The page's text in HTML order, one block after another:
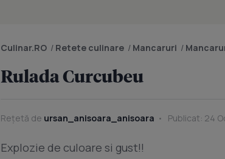
Culinar.RO / Retete culinare / Mancaruri /
Rulada Curcubeu
Rețetă de ursan_anisoara_anisoara Publicat: 24
Explozie de culoare si gust!!